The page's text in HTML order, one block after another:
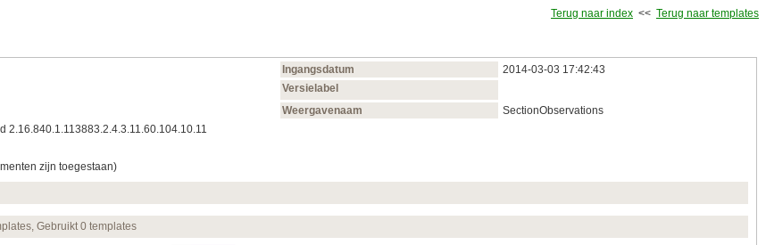
Terug naar index << Terug naar templates
Ingangsdatum
2014‑03‑03 17:42:43
Versielabel
Weergavenaam
SectionObservations
2.16.840.1.113883.2.4.3.11.60.104.10.11
zijn toegestaan)
Gebruikt 0 templates